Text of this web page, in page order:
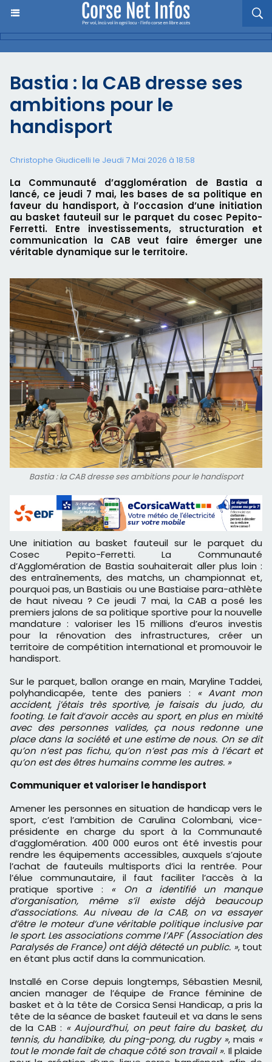
Bastia : la CAB dresse ses
ambitions pour le
handisport
Christophe Giudicelli le Jeudi 7 Mai 2026 à 18:58
La Communauté d’agglomération de Bastia a
lancé, ce jeudi 7 mai, les bases de sa politique en
faveur du handisport, à l’occasion d’une initiation
au basket fauteuil sur le parquet du cosec Pepito-
Ferretti. Entre investissements, structuration et
communication la CAB veut faire émerger une
véritable dynamique sur le territoire.
Bastia : la CAB dresse ses ambitions pour le handisport
Une initiation au basket fauteuil sur le parquet du
Cosec Pepito-Ferretti. La Communauté
d’Agglomération de Bastia souhaiterait aller plus loin :
des entraînements, des matchs, un championnat et,
pourquoi pas, un Bastiais ou une Bastiaise para-athlète
de haut niveau ? Ce jeudi 7 mai, la CAB a posé les
premiers jalons de sa politique sportive pour la nouvelle
mandature : valoriser les 15 millions d’euros investis
pour la rénovation des infrastructures, créer un
territoire de compétition international et promouvoir le
handisport.
Sur le parquet, ballon orange en main, Maryline Taddei,
polyhandicapée, tente des paniers :
« Avant mon
accident, j’étais très sportive, je faisais du judo, du
footing. Le fait d’avoir accès au sport, en plus en mixité
avec des personnes valides, ça nous redonne une
place dans la société et une estime de nous. On se dit
qu’on n’est pas fichu, qu’on n’est pas mis à l’écart et
qu’on est des êtres humains comme les autres. »
Communiquer et valoriser le handisport
Amener les personnes en situation de handicap vers le
sport, c’est l’ambition de Carulina Colombani, vice-
présidente en charge du sport à la Communauté
d’agglomération. 400 000 euros ont été investis pour
rendre les équipements accessibles, auxquels s’ajoute
l’achat de fauteuils multisports d’ici la rentrée. Pour
l’élue communautaire, il faut faciliter l’accès à la
pratique sportive : « On a identifié un manque
d’organisation, même s’il existe déjà beaucoup
d’associations. Au niveau de la CAB, on va essayer
d’être le moteur d’une véritable politique inclusive par
le sport. Les associations comme l’APF (Association des
Paralysés de France) ont déjà détecté un public. », tout
en étant plus actif dans la communication.
Installé en Corse depuis longtemps, Sébastien Mesnil,
ancien manager de l’équipe de France féminine de
basket et à la tête de Corsica Sensi Handicap, a pris la
tête de la séance de basket fauteuil et va dans le sens
de la CAB : « Aujourd’hui, on peut faire du basket, du
tennis, du handibike, du ping-pong, du rugby », mais «
tout le monde fait de chaque côté son travail ». Il plaide